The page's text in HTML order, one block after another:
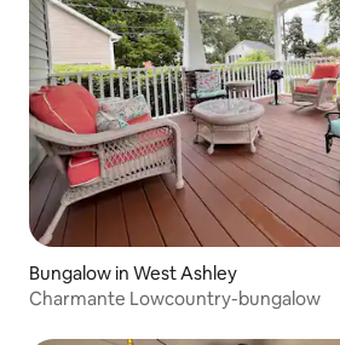
Bungalow in West Ashley
Charmante Lowcountry-bungalow